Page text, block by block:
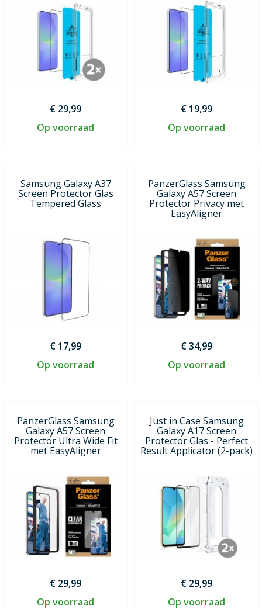
€ 29,99
Op voorraad
€ 19,99
Op voorraad
Samsung Galaxy A37
Screen Protector Glas
Tempered Glass
€ 17,99
Op voorraad
PanzerGlass Samsung
Galaxy A57 Screen
Protector Privacy met
EasyAligner
€ 34,99
Op voorraad
PanzerGlass Samsung
Galaxy A57 Screen
Protector Ultra Wide Fit
met EasyAligner
€ 29,99
Op voorraad
Just in Case Samsung
Galaxy A17 Screen
Protector Glas - Perfect
Result Applicator (2-pack)
€ 29,99
Op voorraad